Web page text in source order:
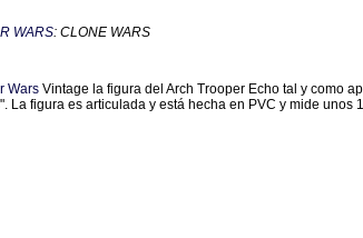
WARS: CLONE WARS
Wars Vintage la figura del Arch Trooper Echo tal y como
La figura es articulada y está hecha en PVC y mide unos